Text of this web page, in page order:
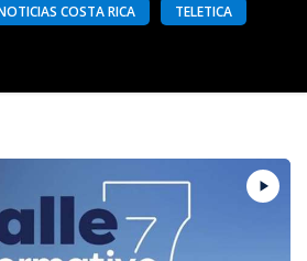
COSTA RICA TELETICA